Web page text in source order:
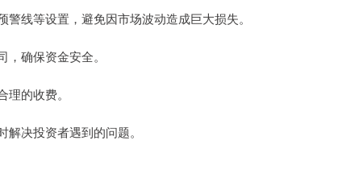
线等设置，避免因市场波动造成巨大损失。
确保资金安全。
的收费。
决投资者遇到的问题。